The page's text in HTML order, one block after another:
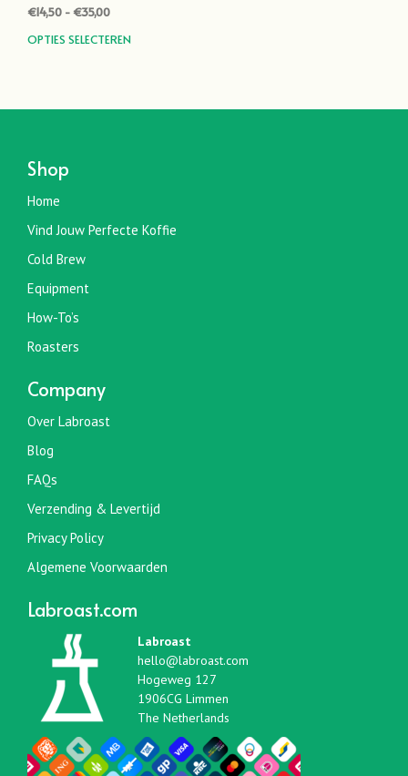
€14,50 -€35,00Prijsklasse:
tot
OPTIES SELECTEREN
variaties.
Shop
Home
Vind Jouw Perfecte Koffie
Cold Brew
Equipment
How-To’s
Roasters
Company
Over Labroast
Blog
FAQs
Verzending & Levertijd
Privacy Policy
Algemene Voorwaarden
Labroast.com
Labroast
hello@labroast.com
Hogeweg 127
1906CG Limmen
The Netherlands